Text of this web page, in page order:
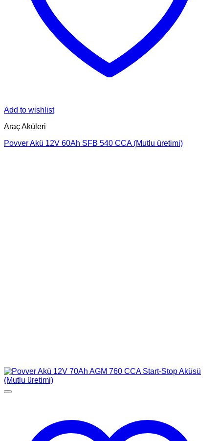
Add to wishlist
Araç Aküleri
Povver Akü 12V 60Ah SFB 540 CCA (Mutlu üretimi)